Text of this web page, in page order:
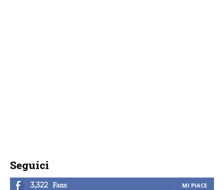
Seguici
3,322 Fans MI PIACE